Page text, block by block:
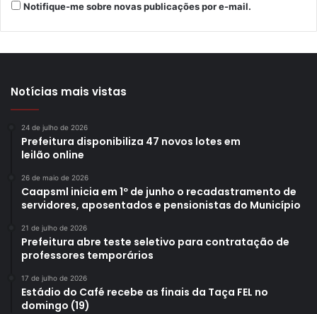
Notifique-me sobre novas publicações por e-mail.
Notícias mais vistas
24 de julho de 2026
Prefeitura disponibiliza 47 novos lotes em
leilão online
26 de maio de 2026
Caapsml inicia em 1º de junho o recadastramento de
servidores, aposentados e pensionistas do Município
21 de julho de 2026
Prefeitura abre teste seletivo para contratação de
professores temporários
17 de julho de 2026
Estádio do Café recebe as finais da Taça FEL no
domingo (19)